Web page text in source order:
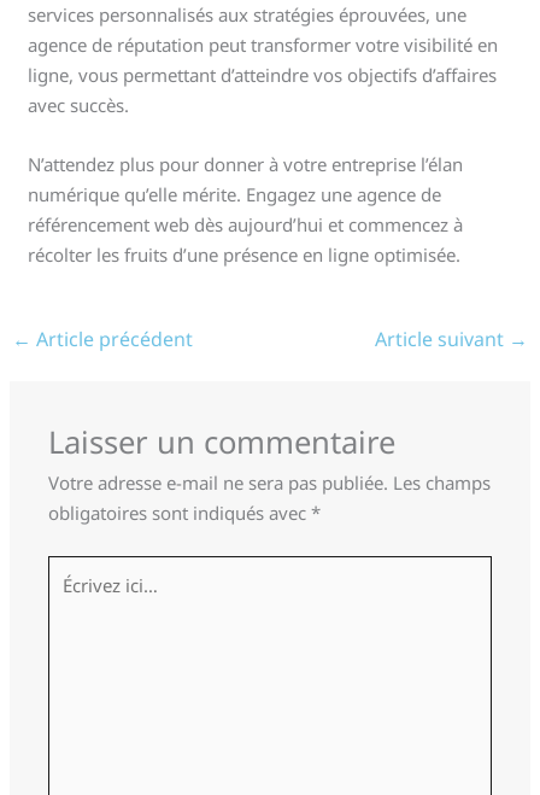
services personnalisés aux stratégies éprouvées, une
agence de réputation peut transformer votre visibilité en
ligne, vous permettant d’atteindre vos objectifs d’affaires
avec succès.
N’attendez plus pour donner à votre entreprise l’élan
numérique qu’elle mérite. Engagez une agence de
référencement web dès aujourd’hui et commencez à
récolter les fruits d’une présence en ligne optimisée.
← Article précédent Article suivant →
Laisser un commentaire
Votre adresse e-mail ne sera pas publiée. Les champs
obligatoires sont indiqués avec*
Écrivez
ici…